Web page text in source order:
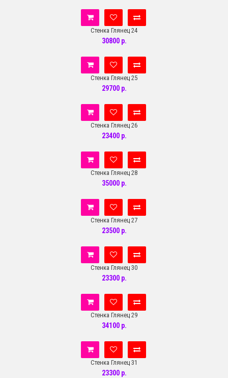
Стенка Глянец 24
30800 р.
Стенка Глянец 25
29700 р.
Стенка Глянец 26
23400 р.
Стенка Глянец 28
35000 р.
Стенка Глянец 27
23500 р.
Стенка Глянец 30
23300 р.
Стенка Глянец 29
34100 р.
Стенка Глянец 31
23300 р.